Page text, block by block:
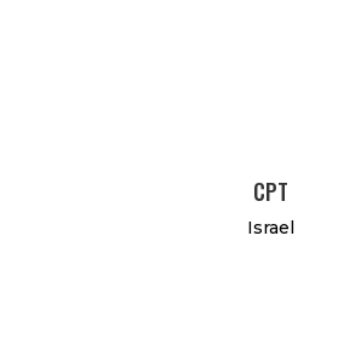
CPT
Israel